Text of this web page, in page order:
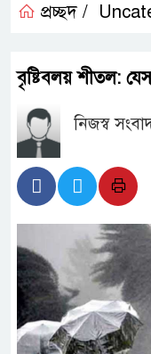
প্রচ্ছদ /
বৃষ্টিবলয় শীতল:
নিজস্ব